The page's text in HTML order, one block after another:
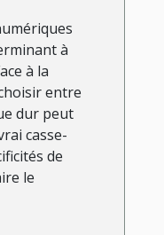
à
à la
entre
dur peut
casse-
de
le